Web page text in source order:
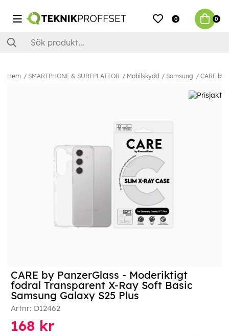
0 0
Hem SMARTPHONE & SURFPLATTOR Mobilskydd Samsung CARE by
CARE by PanzerGlass - Moderiktigt
fodral Transparent X-Ray Soft Basic
Samsung Galaxy S25 Plus
Artnr: D12462
168 kr